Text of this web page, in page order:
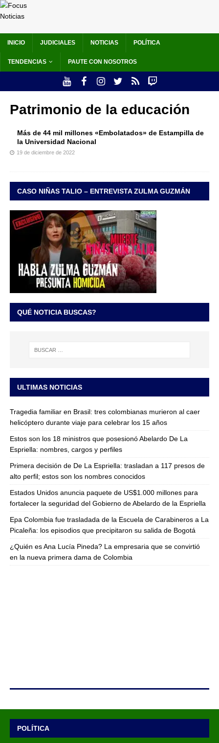
INICIO JUDICIALES NOTICIAS POLÍTICA
TENDENCIAS PAUTE CON NOSOTROS
Patrimonio de la educación
Más de 44 mil millones «Embolatados» de Estampilla de
la Universidad Nacional
19 de diciembre de 2022
CASO NIÑAS TALIO – ENTREVISTA ZULMA GUZMÁN
QUÉ NOTICIA BUSCAS?
ULTIMAS NOTICIAS
Tragedia familiar en Brasil: tres colombianas murieron al caer
helicóptero durante viaje para celebrar los 15 años
Estos son los 18 ministros que posesionó Abelardo De La
Espriella: nombres, cargos y perfiles
Primera decisión de De La Espriella: trasladan a 117 presos de
alto perfil; estos son los nombres conocidos
Estados Unidos anuncia paquete de US$1.000 millones para
fortalecer la seguridad del Gobierno de Abelardo de la Espriella
Epa Colombia fue trasladada de la Escuela de Carabineros a La
Picaleña: los episodios que precipitaron su salida de Bogotá
¿Quién es Ana Lucía Pineda? La empresaria que se convirtió
en la nueva primera dama de Colombia
POLÍTICA